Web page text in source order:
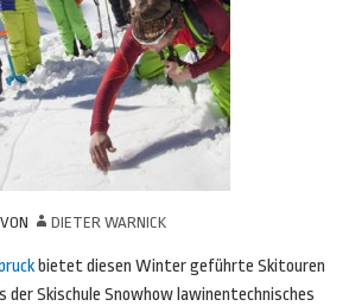
VON DIETER WARNICK
bietet diesen Winter geführte Skitouren
der Skischule Snowhow lawinentechnisches